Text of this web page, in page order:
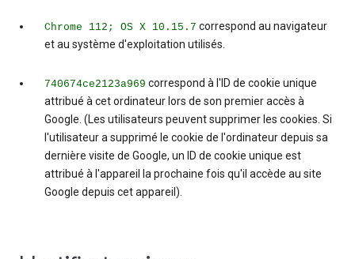
Chrome 112; OS X 10.15.7 correspond au navigateur
et au système d'exploitation utilisés.
740674ce2123a969 correspond à l'ID de cookie unique
attribué à cet ordinateur lors de son premier accès à
Google. (Les utilisateurs peuvent supprimer les cookies. Si
l'utilisateur a supprimé le cookie de l'ordinateur depuis sa
dernière visite de Google, un ID de cookie unique est
attribué à l'appareil la prochaine fois qu'il accède au site
Google depuis cet appareil).